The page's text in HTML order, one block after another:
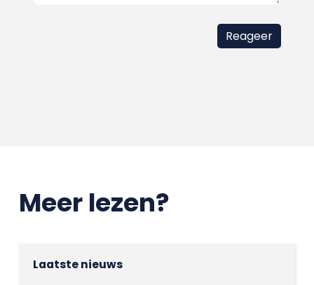
Meer lezen?
Laatste nieuws